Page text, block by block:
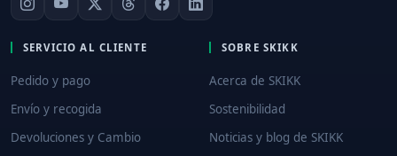
SERVICIO AL CLIENTE
Pedido y pago
Envío y recogida
Devoluciones y Cambio
SOBRE SKIKK
Acerca de SKIKK
Sostenibilidad
Noticias y blog de SKIKK